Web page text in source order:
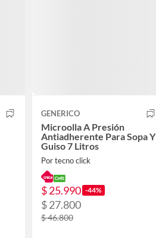
GENERICO
Microolla A Presión
Antiadherente Para Sopa Y
Guiso 7 Litros
Por tecno click
$ 25.990 -44%
$ 27.800
$ 46.800